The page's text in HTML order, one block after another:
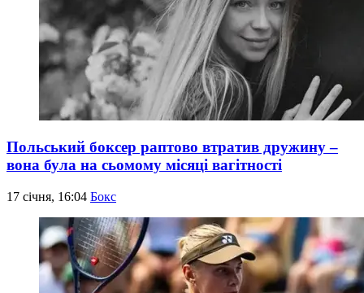
Польський боксер раптово втратив дружину –
вона була на сьомому місяці вагітності
17 січня, 16:04 Бокс